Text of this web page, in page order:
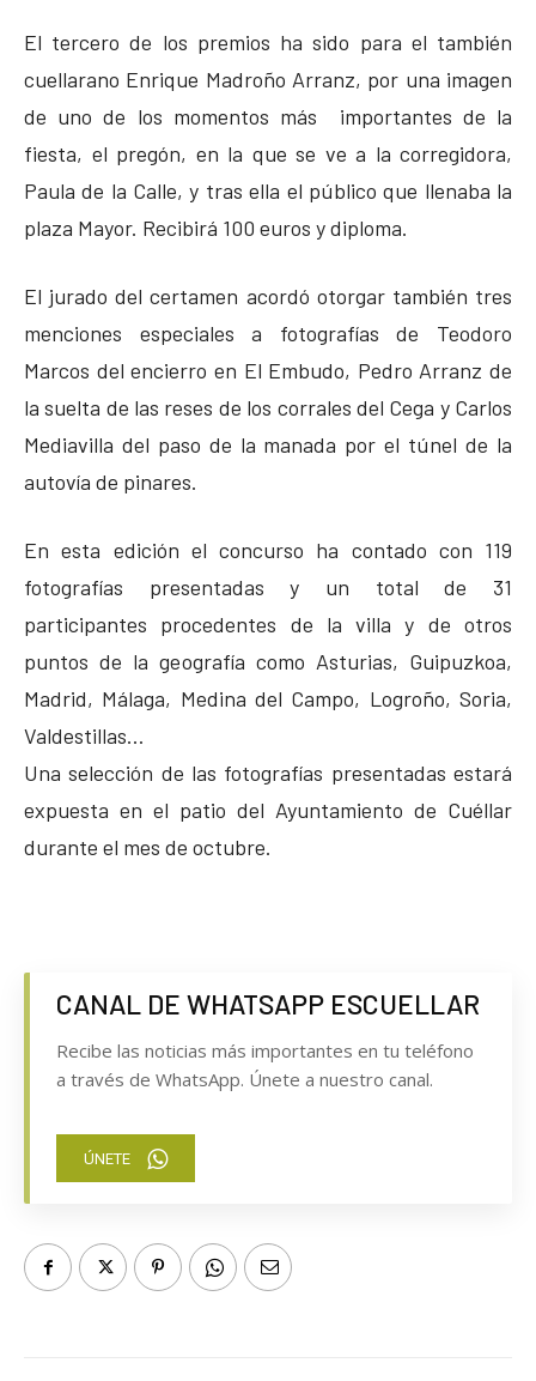
El tercero de los premios ha sido para el también
cuellarano Enrique Madroño Arranz, por una imagen
de uno de los momentos más importantes de la
fiesta, el pregón, en la que se ve a la corregidora,
Paula de la Calle, y tras ella el público que llenaba la
plaza Mayor. Recibirá 100 euros y diploma.
El jurado del certamen acordó otorgar también tres
menciones especiales a fotografías de Teodoro
Marcos del encierro en El Embudo, Pedro Arranz de
la suelta de las reses de los corrales del Cega y Carlos
Mediavilla del paso de la manada por el túnel de la
autovía de pinares.
En esta edición el concurso ha contado con 119
fotografías presentadas y un total de 31
participantes procedentes de la villa y de otros
puntos de la geografía como Asturias, Guipuzkoa,
Madrid, Málaga, Medina del Campo, Logroño, Soria,
Valdestillas…
Una selección de las fotografías presentadas estará
expuesta en el patio del Ayuntamiento de Cuéllar
durante el mes de octubre.
CANAL DE WHATSAPP ESCUELLAR
Recibe las noticias más importantes en tu teléfono
a través de WhatsApp. Únete a nuestro canal.
ÚNETE